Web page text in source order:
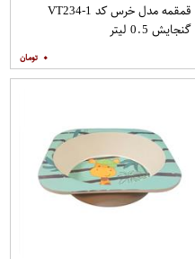
قمقمه مدل خرس کد VT234-1
گنجایش 0.5 لیتر
۰